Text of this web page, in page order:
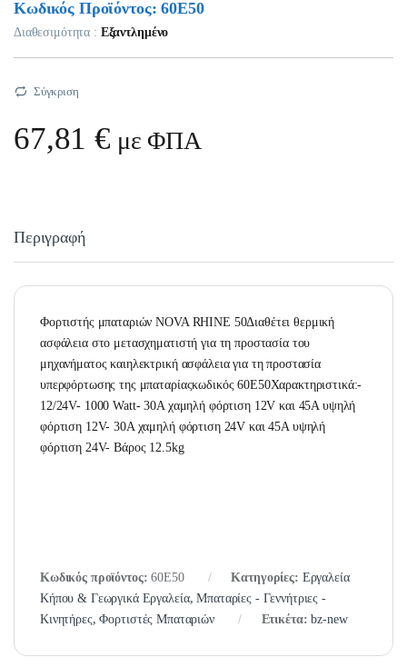
Κωδικός Προϊόντος: 60E50
Διαθεσιμότητα : Εξαντλημένο
Σύγκριση
67,81€ με ΦΠΑ
Περιγραφή
Φορτιστής μπαταριών NOVA RHINE 50Διαθέτει θερμική
ασφάλεια στο μετασχηματιστή για τη προστασία του
μηχανήματος καιηλεκτρική ασφάλεια για τη προστασία
υπερφόρτωσης της μπαταρίαςκωδικός 60E50Χαρακτηριστικά:-
12/24V- 1000 Watt- 30A χαμηλή φόρτιση 12V και 45A υψηλή
φόρτιση 12V- 30A χαμηλή φόρτιση 24V και 45A υψηλή
φόρτιση 24V- Βάρος 12.5kg
Κωδικός προϊόντος:60E50 Κατηγορίες: Εργαλεία
Κήπου & Γεωργικά Εργαλεία,Μπαταρίες - Γεννήτριες -
Κινητήρες,Φορτιστές Μπαταριών Ετικέτα:bz-new